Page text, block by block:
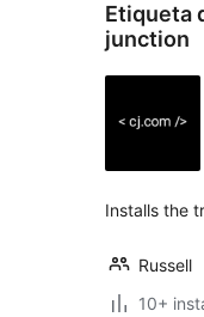
Etiqueta
junction
Installs the
Russell
10+